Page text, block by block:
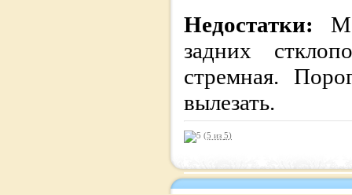
Недостатки:
задних
стремная.
вылезать.
(5 из 5)